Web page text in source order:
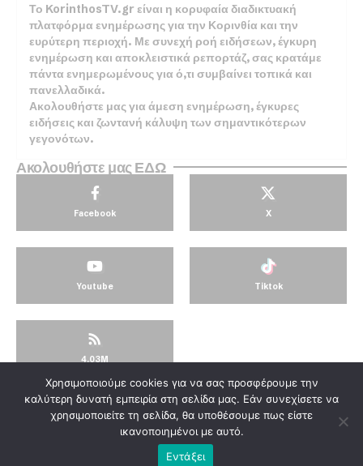
Το KorinthosTV.gr είναι η κορυφαία διαδικτυακή
πλατφόρμα ενημέρωσης για την Κορινθία και την
ευρύτερη περιοχή. Με συνεχή ροή ειδήσεων, έγκυρη
ενημέρωση και αποκλειστικά ρεπορτάζ, σας κρατάμε
πάντα ενημερωμένους για ό,τι συμβαίνει τοπικά και
πανελλαδικά.
Ακολουθήστε μας για άμεση ενημέρωση, έγκυρες
ειδήσεις και ζωντανή κάλυψη των σημαντικότερων
γεγονότων.
Ακολουθήστε μας ΕΔΩ
Facebook X
Youtube Tiktok
4.03M
© KorinthosTV @2025
Χρησιμοποιούμε cookies για να σας προσφέρουμε την
καλύτερη δυνατή εμπειρία στη σελίδα μας. Εάν συνεχίσετε να
χρησιμοποιείτε τη σελίδα, θα υποθέσουμε πως είστε
ικανοποιημένοι με αυτό.
Εντάξει